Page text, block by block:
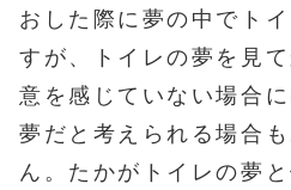
おした際に夢の中でト
すが、トイレの夢を見
意を感じていない場合
夢だと考えられる場合
ん。たかがトイレの夢